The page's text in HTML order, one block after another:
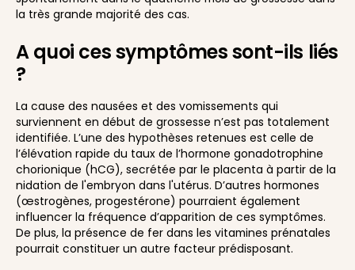
la très grande majorité des cas.
A quoi ces symptômes sont-ils liés
?
La cause des nausées et des vomissements qui
surviennent en début de grossesse n’est pas totalement
identifiée. L’une des hypothèses retenues est celle de
l’élévation rapide du taux de l’hormone gonadotrophine
chorionique (hCG), secrétée par le placenta à partir de la
nidation de l'embryon dans l'utérus. D’autres hormones
(œstrogènes, progestérone) pourraient également
influencer la fréquence d’apparition de ces symptômes.
De plus, la présence de fer dans les vitamines prénatales
pourrait constituer un autre facteur prédisposant.